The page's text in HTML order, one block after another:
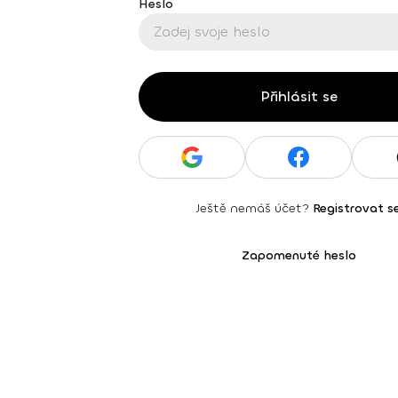
Heslo
Přihlásit se
Ještě nemáš účet? Registrovat
Zapomenuté heslo